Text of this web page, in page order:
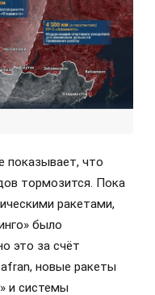
показывает, что
тормозится. Пока
ракетами,
было
это за счёт
новые ракеты
и системы